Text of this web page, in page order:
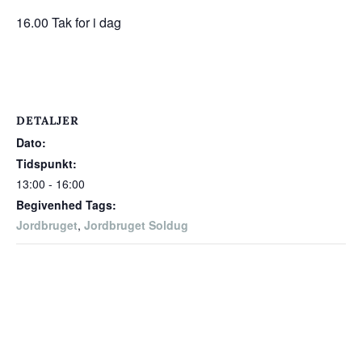
16.00 Tak for i dag
DETALJER
Dato:
Tidspunkt:
13:00 - 16:00
Begivenhed Tags:
Jordbruget, Jordbruget Soldug